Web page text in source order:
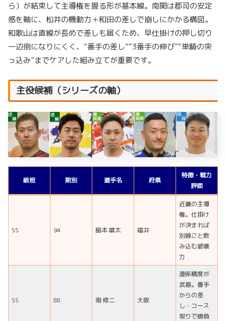
ら）が結束して主導権を握る形が基本線。南関は郡司の安定
感を軸に、松井の機動力＋和田の差しで崩しにかかる構図。
和歌山は直線が長めで差しも届くため、早仕掛けの押し切り
一辺倒になりにくく、“番手の差し”“3番手の伸び”“単騎の突
っ込み”までケアした組み立てが重要です。
主役候補（シリーズの軸）
級班 期別 選手名 府県
特徴・戦力
評価
SS 94 脇本 雄太 福井
近畿の主導
権。仕掛け
が決まれば
別線ごと飲
み込む破壊
力
SS 88 南 修二 大阪
連係精度が
武器。番手
からの差
し・コース
取りで勝負